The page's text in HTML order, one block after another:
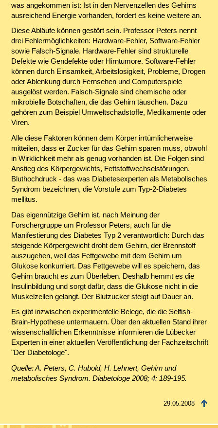
was angekommen ist: Ist in den Nervenzellen des Gehirns
ausreichend Energie vorhanden, fordert es keine weitere an.
Diese Abläufe können gestört sein. Professor Peters nennt
drei Fehlermöglichkeiten: Hardware-Fehler, Software-Fehler
sowie Falsch-Signale. Hardware-Fehler sind strukturelle
Defekte wie Gendefekte oder Hirntumore. Software-Fehler
können durch Einsamkeit, Arbeitslosigkeit, Probleme, Drogen
oder Ablenkung durch Fernsehen und Computerspiele
ausgelöst werden. Falsch-Signale sind chemische oder
mikrobielle Botschaften, die das Gehirn täuschen. Dazu
gehören zum Beispiel Umweltschadstoffe, Medikamente oder
Viren.
Alle diese Faktoren können dem Körper irrtümlicherweise
mitteilen, dass er Zucker für das Gehirn sparen muss, obwohl
in Wirklichkeit mehr als genug vorhanden ist. Die Folgen sind
Anstieg des Körpergewichts, Fettstoffwechselstörungen,
Bluthochdruck - das was Diabetesexperten als Metabolisches
Syndrom bezeichnen, die Vorstufe zum Typ-2-Diabetes
mellitus.
Das eigennützige Gehirn ist, nach Meinung der
Forschergruppe um Professor Peters, auch für die
Manifestierung des Diabetes Typ 2 verantwortlich: Durch das
steigende Körpergewicht droht dem Gehirn, der Brennstoff
auszugehen, weil das Fettgewebe mit dem Gehirn um
Glukose konkurriert. Das Fettgewebe will es speichern, das
Gehirn braucht es zum Überleben. Deshalb hemmt es die
Insulinbildung und sorgt dafür, dass die Glukose nicht in die
Muskelzellen gelangt. Der Blutzucker steigt auf Dauer an.
Es gibt inzwischen experimentelle Belege, die die Selfish-
Brain-Hypothese untermauern. Über den aktuellen Stand ihrer
wissenschaftlichen Erkenntnisse informieren die Lübecker
Experten in einer aktuellen Veröffentlichung der Fachzeitschrift
"Der Diabetologe".
Quelle: A. Peters, C. Hubold, H. Lehnert, Gehirn und
metabolisches Syndrom. Diabetologe 2008; 4: 189-195.
29.05.2008